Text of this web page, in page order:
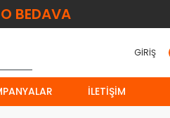
BEDAVA
GİRİŞ
İLETIŞIM